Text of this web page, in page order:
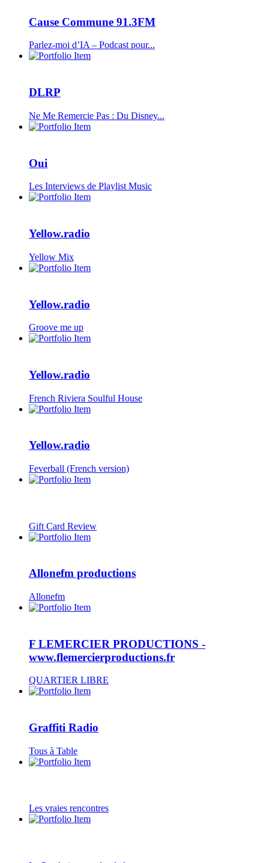
Cause Commune 91.3FM
Parlez-moi d’IA – Podcast pour...
DLRP
Ne Me Remercie Pas : Du Disney...
Oui
Les Interviews de Playlist Music
Yellow.radio
Yellow Mix
Yellow.radio
Groove me up
Yellow.radio
French Riviera Soulful House
Yellow.radio
Feverball (French version)
Gift Card Review
Allonefm productions
Allonefm
F LEMERCIER PRODUCTIONS -
www.flemercierproductions.fr
QUARTIER LIBRE
Graffiti Radio
Tous à Table
Les vraies rencontres